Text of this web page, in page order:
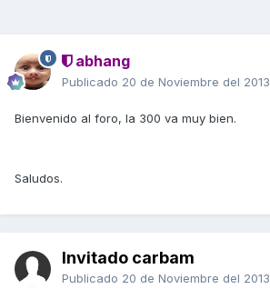
abhang
Publicado 20 de Noviembre del 2013
Bienvenido al foro, la 300 va muy bien.
Saludos.
Invitado carbam
Publicado 20 de Noviembre del 2013